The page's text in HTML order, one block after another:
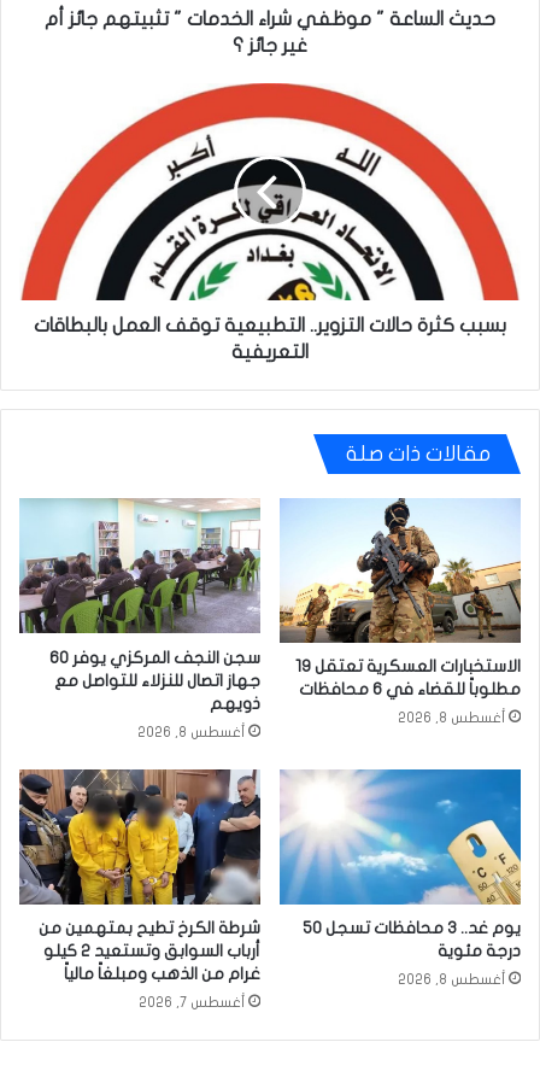
حديث الساعة " موظفي شراء الخدمات " تثبيتهم جائز أم
غير جائز ؟
التطبيعية
توقف
العمل
بالبطاقات
التعريفية
بسبب كثرة حالات التزوير.. التطبيعية توقف العمل بالبطاقات
التعريفية
مقالات ذات صلة
الاستخبارات العسكرية تعتقل 19
مطلوباً للقضاء في 6 محافظات
أغسطس 8, 2026
سجن النجف المركزي يوفر 60
جهاز اتصال للنزلاء للتواصل مع
ذويهم
أغسطس 8, 2026
يوم غد.. 3 محافظات تسجل 50
درجة مئوية
أغسطس 8, 2026
شرطة الكرخ تطيح بمتهمين من
أرباب السوابق وتستعيد 2 كيلو
غرام من الذهب ومبلغاً مالياً
أغسطس 7, 2026